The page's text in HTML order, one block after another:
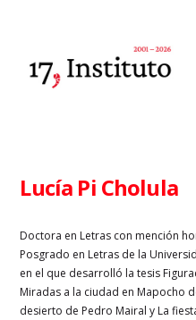
Lucía Pi Cholula
Doctora en Letras con mención
Posgrado en Letras de la
en el que desarrolló la tesis
Miradas a la ciudad en Mapocho
desierto de Pedro Mairal y La